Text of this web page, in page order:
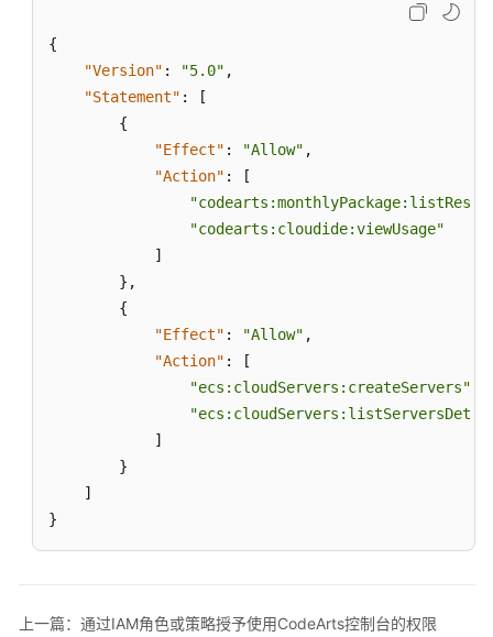
授
权
CodeArts
{
"Version" : "5.0" ,
"Statement" :
[
{
"Effect" : "Allow" ,
"Action" :
[
"codearts:cloudide:viewUsage"
]
} ,
{
"Effect" : "Allow" ,
"Action" :
[
"ecs:cloudServers:createServers"
]
}
]
}
上一篇：通过IAM角色或策略授予使用CodeArts控制台的权限